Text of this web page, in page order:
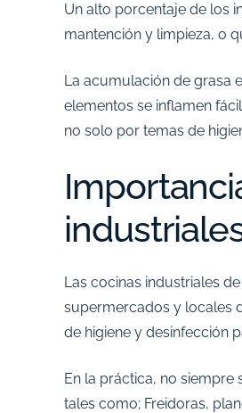
Un alto porcentaje de los
mantención y limpieza, o
La acumulación de grasa
elementos se inflamen
no solo por temas de
Las cocinas industriales
supermercados y locales
de higiene y desinfección
En la práctica, no siempre
tales como; Freidoras,